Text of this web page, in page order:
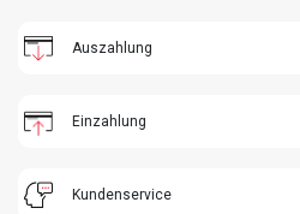
Auszahlung
Einzahlung
Kundenservice